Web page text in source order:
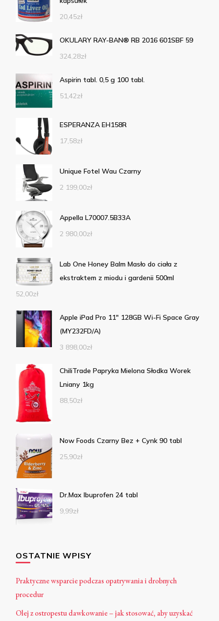
20,45zł
OKULARY RAY-BAN® RB 2016 601SBF 59
324,28zł
Aspirin tabl. 0,5 g 100 tabl.
51,42zł
ESPERANZA EH158R
17,58zł
Unique Fotel Wau Czarny
2 199,00zł
Appella L70007.5B33A
2 980,00zł
Lab One Honey Balm Masło do ciała z
ekstraktem z miodu i gardenii 500ml
52,00zł
Apple iPad Pro 11" 128GB Wi-Fi Space Gray
(MY232FD/A)
3 898,00zł
ChiliTrade Papryka Mielona Słodka Worek
Lniany 1kg
88,50zł
Now Foods Czarny Bez + Cynk 90 tabl
25,90zł
Dr.Max Ibuprofen 24 tabl
9,99zł
OSTATNIE WPISY
Praktyczne wsparcie podczas opatrywania i drobnych
procedur
Olej z ostropestu dawkowanie – jak stosować, aby uzyskać